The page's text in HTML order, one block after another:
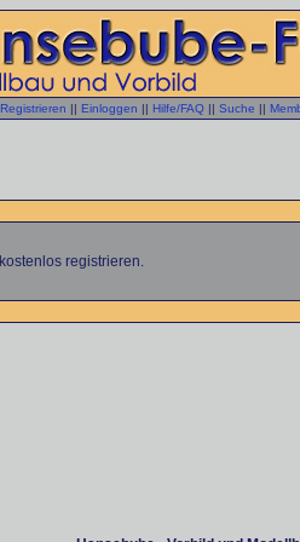
Registrieren || Einloggen || Hilfe/FAQ || Suche ||
kostenlos registrieren.